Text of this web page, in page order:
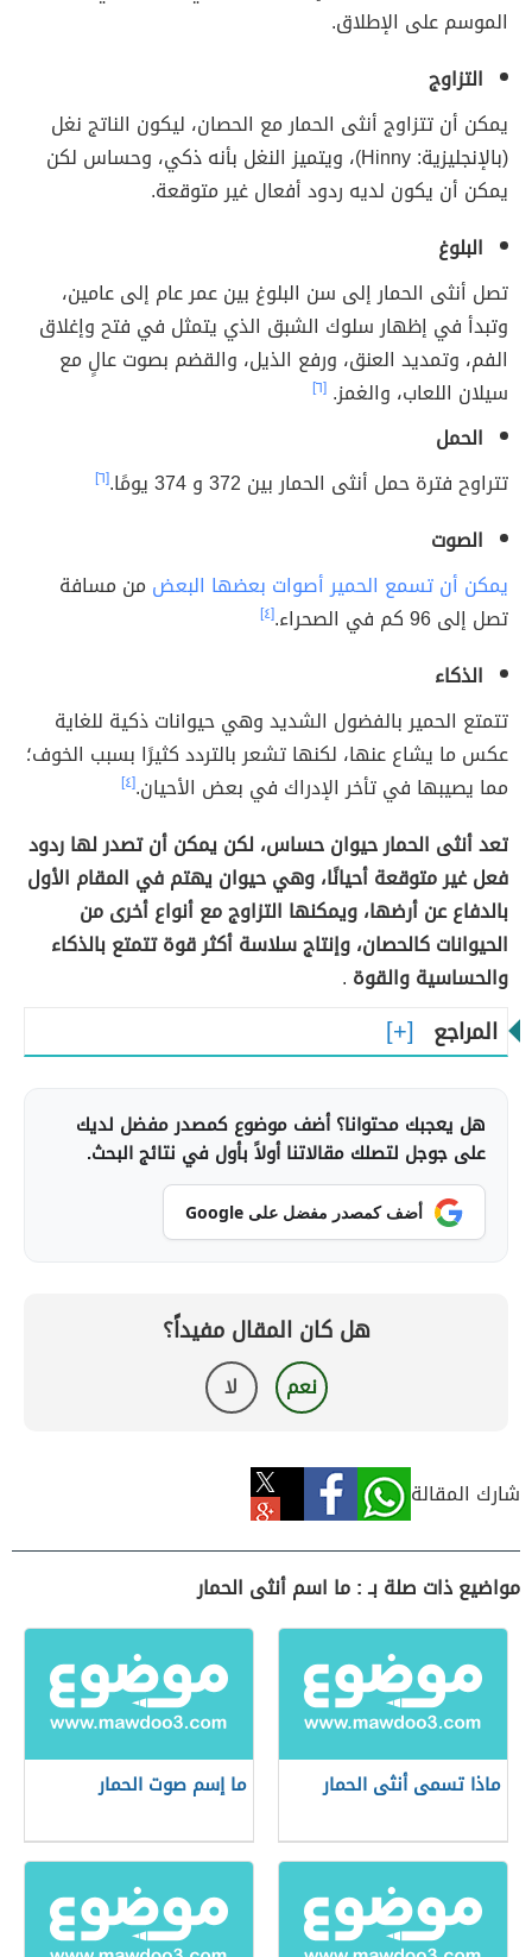
الموسم على الإطلاق.
التزاوج
يمكن أن تتزاوج أنثى الحمار مع الحصان، ليكون الناتج نغل
(بالإنجليزية: Hinny)، ويتميز النغل بأنه ذكي، وحساس لكن
يمكن أن يكون لديه ردود أفعال غير متوقعة.
البلوغ
تصل أنثى الحمار إلى سن البلوغ بين عمر عام إلى عامين،
وتبدأ في إظهار سلوك الشبق الذي يتمثل في فتح وإغلاق
الفم، وتمديد العنق، ورفع الذيل، والقضم بصوت عالٍ مع
سيلان اللعاب، والغمز. [٦]
الحمل
تتراوح فترة حمل أنثى الحمار بين 372 و 374 يومًا.
[٦]
الصوت
يمكن أن تسمع الحمير أصوات بعضها البعض من مسافة
تصل إلى 96 كم في الصحراء.
[٤]
الذكاء
تتمتع الحمير بالفضول الشديد وهي حيوانات ذكية للغاية
عكس ما يشاع عنها، لكنها تشعر بالتردد كثيرًا بسبب الخوف؛
مما يصيبها في تأخر الإدراك في بعض الأحيان.[٤]
تعد أنثى الحمار حيوان حساس، لكن يمكن أن تصدر لها ردود
فعل غير متوقعة أحيانًا، وهي حيوان يهتم في المقام الأول
بالدفاع عن أرضها، ويمكنها التزاوج مع أنواع أخرى من
الحيوانات كالحصان، وإنتاج سلاسة أكثر قوة تتمتع بالذكاء
والحساسية والقوة .
المراجع
هل يعجبك محتوانا؟ أضف موضوع كمصدر مفضل لديك
على جوجل لتصلك مقالاتنا أولاً بأول في نتائج البحث.
أضف كمصدر مفضل على Google
هل كان المقال مفيداً؟
نعم لا
شارك المقالة
مواضيع ذات صلة بـ : ما اسم أنثى الحمار
ماذا تسمى أنثى الحمار ما إسم صوت الحمار